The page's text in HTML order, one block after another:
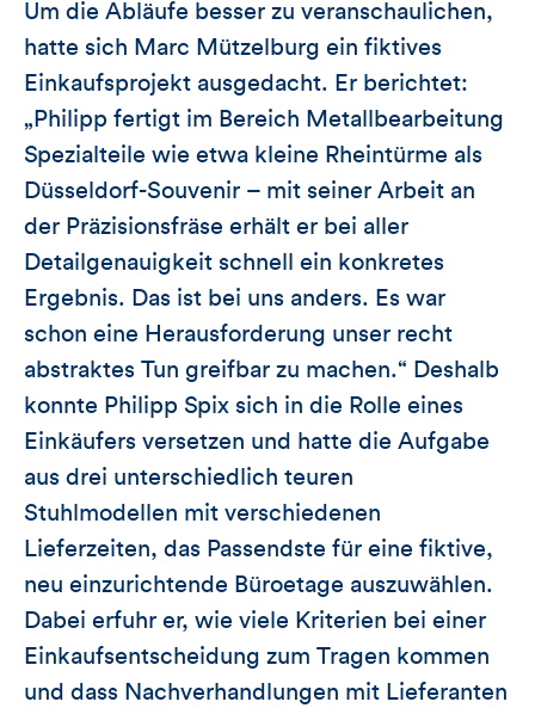
Um die Abläufe besser zu veranschaulichen,
hatte sich Marc Mützelburg ein fiktives
Einkaufsprojekt ausgedacht. Er berichtet:
„Philipp fertigt im Bereich Metallbearbeitung
Spezialteile wie etwa kleine Rheintürme als
Düsseldorf-Souvenir – mit seiner Arbeit an
der Präzisionsfräse erhält er bei aller
Detailgenauigkeit schnell ein konkretes
Ergebnis. Das ist bei uns anders. Es war
schon eine Herausforderung unser recht
abstraktes Tun greifbar zu machen.“ Deshalb
konnte Philipp Spix sich in die Rolle eines
Einkäufers versetzen und hatte die Aufgabe
aus drei unterschiedlich teuren
Stuhlmodellen mit verschiedenen
Lieferzeiten, das Passendste für eine fiktive,
neu einzurichtende Büroetage auszuwählen.
Dabei erfuhr er, wie viele Kriterien bei einer
Einkaufsentscheidung zum Tragen kommen
und dass Nachverhandlungen mit Lieferanten